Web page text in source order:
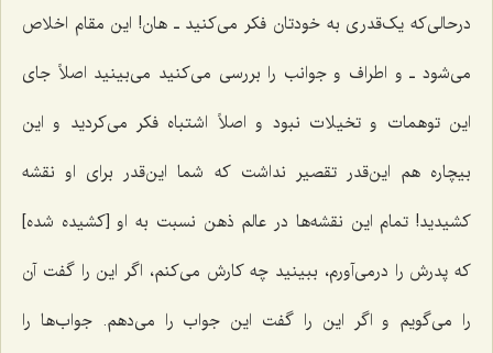
درحالی‌که یک‌قدری به خودتان فکر می‌کنید ـ هان! این مقام اخلاص
می‌شود ـ و اطراف و جوانب را بررسی می‌کنید می‌بینید اصلاً جای
این توهمات و تخیلات نبود و اصلاً اشتباه فکر می‌کردید و این
بیچاره هم این‌قدر تقصیر نداشت که شما این‌قدر برای او نقشه
کشیدید! تمام این نقشه‌ها در عالم ذهن نسبت به او [کشیده شده]
که پدرش را درمی‌آورم، ببینید چه کارش می‌کنم، اگر این را گفت آن
را می‌گویم و اگر این را گفت این جواب را می‌دهم. جواب‌ها را